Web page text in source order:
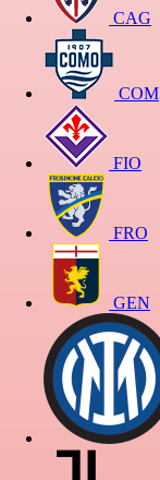
CAG
COM
FIO
FRO
GEN